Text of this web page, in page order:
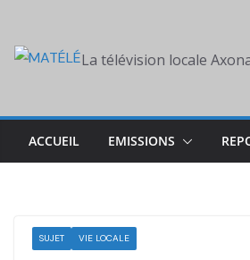
content
La télévision locale
ACCUEIL EMISSIONS
SUJET VIE LOCALE